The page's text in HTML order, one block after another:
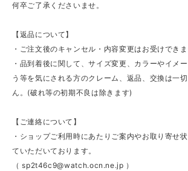
何卒ご了承くださいませ。
【返品について】
・ご注文後のキャンセル・内容変更はお受けできま
・品到着後に関して、サイズ変更、カラーやイメ
う等を気にされる方のクレーム、返品、交換は一
ん。(破れ等の初期不良は除きます)
【ご連絡について】
・ショップご利用時にあたりご案内やお取り寄せ
ていただいております。
（sp2t46c9@watch.ocn.ne.jp ）